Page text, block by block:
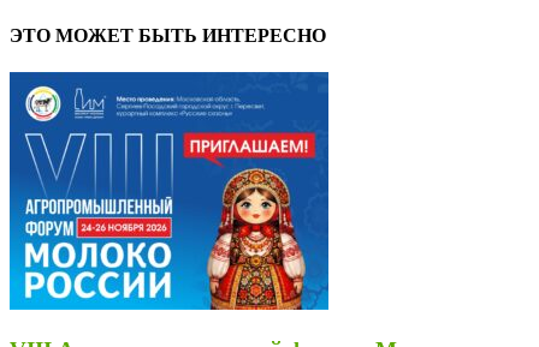
ЭТО МОЖЕТ БЫТЬ ИНТЕРЕСНО